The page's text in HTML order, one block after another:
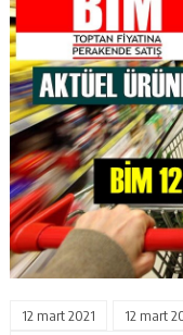
12 mart 2021
12 mart